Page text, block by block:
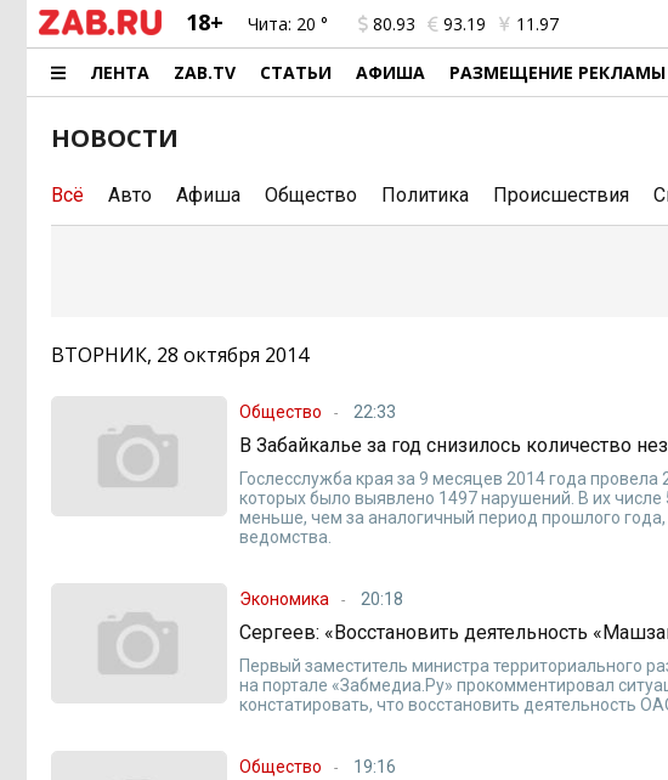
18+ Чита: 20 ° 80.93 93.19 11.97
ЛЕНТА ZAB.TV СТАТЬИ АФИША РАЗМЕЩЕНИЕ РЕКЛАМЫ
НОВОСТИ
Всё Авто Афиша Общество Политика Происшествия
ВТОРНИК, 28 октября 2014
Общество 22:33
В Забайкалье за год снизилось количество
Гослесслужба края за 9 месяцев 2014 года
которых было выявлено 1497 нарушений. В их
меньше, чем за аналогичный период прошлого
ведомства.
Экономика 20:18
Сергеев: «Восстановить деятельность
Первый заместитель министра территориального
на портале «Забмедиа.Ру» прокомментировал
констатировать, что восстановить деятельность
Общество 19:16